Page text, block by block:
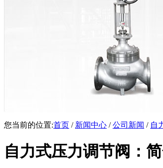
您当前的位置:首页 / 新闻中心 /公司新闻 / 自
自力式压力调节阀：